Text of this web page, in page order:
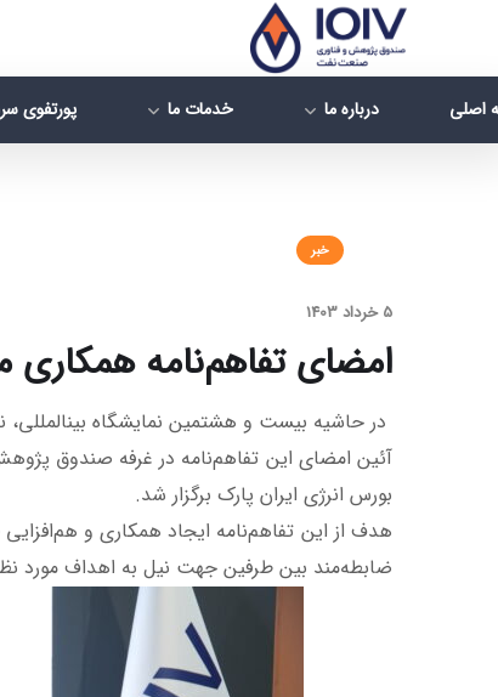
اصلی درباره ما خدمات ما پورتفوی
خبر
5 خرداد 1403
امضای تفاهم‌نامه
در حاشیه بیست و هشتمین نمایشگاه بین‎المللی، نفت، گاز، پالایش و پتروشیمی، صندوق پژوهش و فناوری صنعت نفت و شرکت بورس انرژی ایران تفاهم‌نامه همکاری امضا کردند.
آئین امضای این تفاهم‌نامه در غرفه صندوق
بورس انرژی ایران پارک برگزار شد.
هدف از اين تفاهم‌نامه ایجاد همکاری و
ضابطه‌­مند بین طرفین جهت نیل به اهداف مورد